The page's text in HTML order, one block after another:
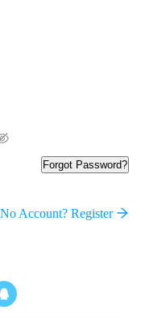
Forgot Password?
No Account? Register